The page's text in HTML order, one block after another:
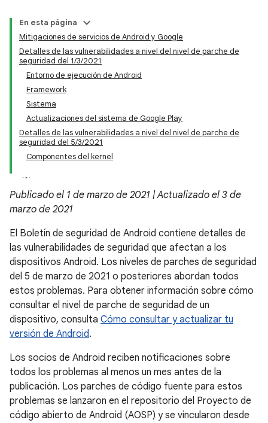
En esta página
Mitigaciones de servicios de Android y Google
Detalles de las vulnerabilidades a nivel del nivel de parche de
seguridad del 1/3/2021
Entorno de ejecución de Android
Framework
Sistema
Actualizaciones del sistema de Google Play
Detalles de las vulnerabilidades a nivel del nivel de parche de
seguridad del 5/3/2021
Componentes del kernel
Publicado el 1 de marzo de 2021 | Actualizado el 3 de
marzo de 2021
El Boletín de seguridad de Android contiene detalles de
las vulnerabilidades de seguridad que afectan a los
dispositivos Android. Los niveles de parches de seguridad
del 5 de marzo de 2021 o posteriores abordan todos
estos problemas. Para obtener información sobre cómo
consultar el nivel de parche de seguridad de un
dispositivo, consulta Cómo consultar y actualizar tu
versión de Android.
Los socios de Android reciben notificaciones sobre
todos los problemas al menos un mes antes de la
publicación. Los parches de código fuente para estos
problemas se lanzaron en el repositorio del Proyecto de
código abierto de Android (AOSP) y se vincularon desde